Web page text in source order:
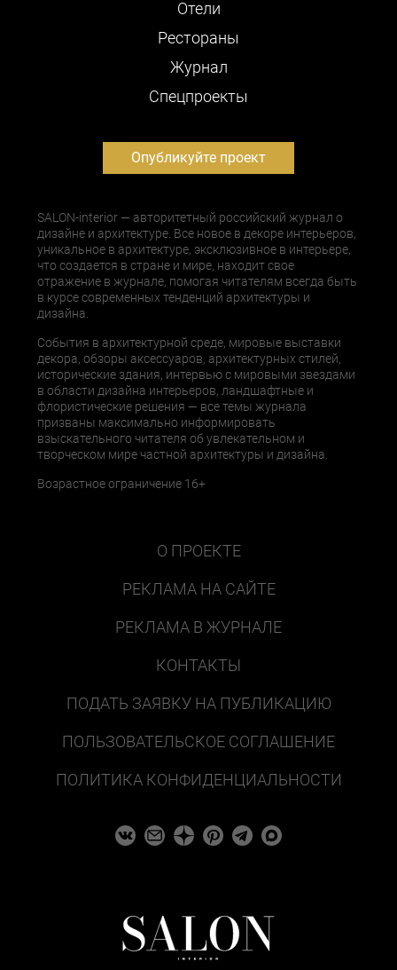
Отели
Рестораны
Журнал
Cпецпроекты
Опубликуйте проект
SALON-interior — авторитетный российский журнал о
дизайне и архитектуре. Все новое в декоре интерьеров,
уникальное в архитектуре, эксклюзивное в интерьере,
что создается в стране и мире, находит свое
отражение в журнале, помогая читателям всегда быть
в курсе современных тенденций архитектуры и
дизайна.
События в архитектурной среде, мировые выставки
декора, обзоры аксессуаров, архитектурных стилей,
исторические здания, интервью с мировыми звездами
в области дизайна интерьеров, ландшафтные и
флористические решения — все темы журнала
призваны максимально информировать
взыскательного читателя об увлекательном и
творческом мире частной архитектуры и дизайна.
Возрастное ограничение 16+
О ПРОЕКТЕ
РЕКЛАМА НА САЙТЕ
РЕКЛАМА В ЖУРНАЛЕ
КОНТАКТЫ
ПОДАТЬ ЗАЯВКУ НА ПУБЛИКАЦИЮ
ПОЛЬЗОВАТЕЛЬСКОЕ СОГЛАШЕНИЕ
ПОЛИТИКА КОНФИДЕНЦИАЛЬНОСТИ